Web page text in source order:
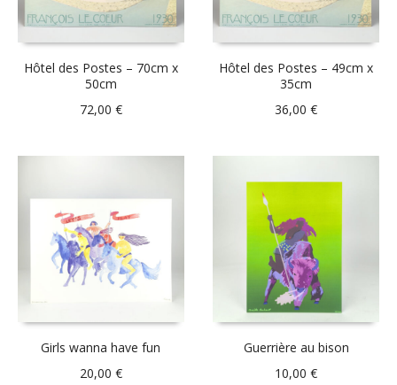
Hôtel des Postes – 70cm x
50cm
72,00 €
Hôtel des Postes – 49cm x
35cm
36,00€
Girls wanna have fun
20,00 €
Guerrière au bison
10,00€